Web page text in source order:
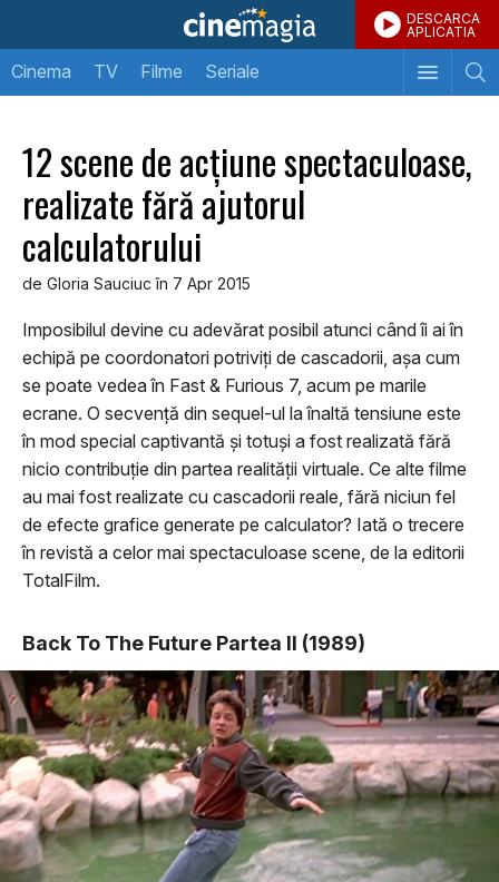
DESCARCA
APLICATIA
Cinema TV Filme Seriale
12 scene de acțiune spectaculoase,
realizate fără ajutorul
calculatorului
de Gloria Sauciuc în 7 Apr 2015
Imposibilul devine cu adevărat posibil atunci când îi ai în
echipă pe coordonatori potriviţi de cascadorii, aşa cum
se poate vedea în Fast & Furious 7, acum pe marile
ecrane. O secvenţă din sequel-ul la înaltă tensiune este
în mod special captivantă şi totuşi a fost realizată fără
nicio contribuţie din partea realităţii virtuale. Ce alte filme
au mai fost realizate cu cascadorii reale, fără niciun fel
de efecte grafice generate pe calculator? Iată o trecere
în revistă a celor mai spectaculoase scene, de la editorii
TotalFilm.
Back To The Future Partea II (1989)